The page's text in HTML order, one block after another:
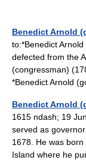
Benedict Arnold
to:*Benedict
defected from the
(congressman)
*Benedict Arnold
Benedict Arnold
1615 ndash; 19
served as
1678. He was
Island where he